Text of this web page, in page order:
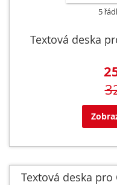
5
Textová deska
Textová deska pro